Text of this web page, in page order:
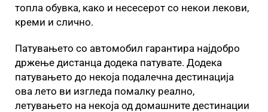
топла обувка, како и несесерот со некои лекови,
креми и слично.
Патувањето со автомобил гарантира најдобро
држење дистанца додека патувате. Додека
патувањето до некоја подалечна дестинација
ова лето ви изгледа помалку реално,
летувањето на некоја од домашните дестинации